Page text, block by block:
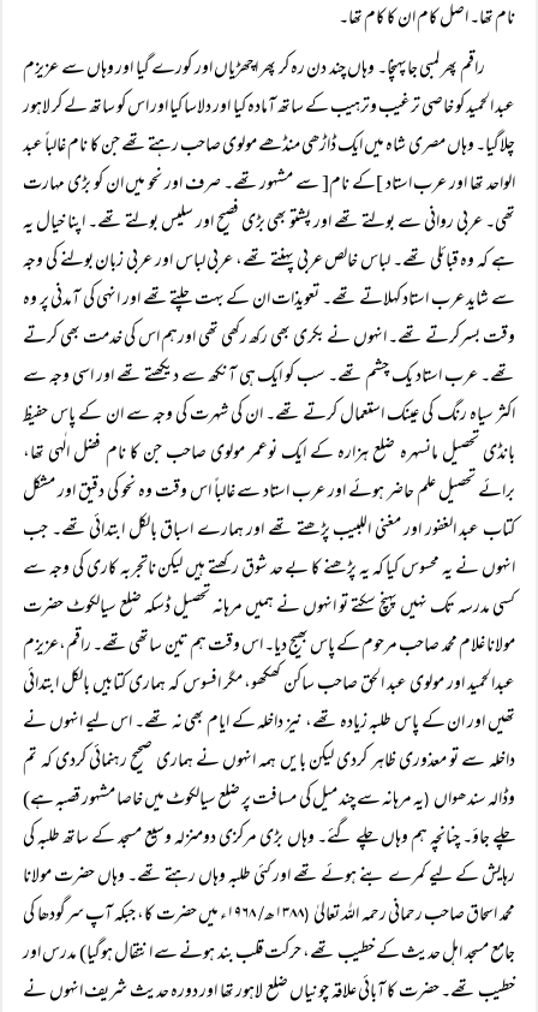
نام تھا۔ اصل کام ان کا کام تھا۔
راقم پھر لمبی جاپہنچا۔ وہاں چند دن رہ کر پھر اچھڑیاں اور کورے گیا اور وہاں سے عزیزم
عبد الحمید کو خاصی ترغیب وترہیب کے ساتھ آمادہ کیا اور دلاسا کیا اور اس کو ساتھ لے کر لاہور
چلاگیا۔ وہاں مصری شاہ میں ایک ڈاڑھی منڈھے مولوی صاحب رہتے تھے جن کا نام غالباً عبد
الواحد تھا اور عرب استاد ]کے نام[ سے مشہور تھے۔ صرف اور نحو میں ان کو بڑی مہارت
تھی۔ عربی روانی سے بولتے تھے اور پشتو بھی بڑی فصیح اور سلیس بولتے تھے۔ اپنا خیال یہ
ہے کہ وہ قبائلی تھے۔ لباس خالص عربی پہنتے تھے، عربی لباس اور عربی زبان بولنے کی وجہ
سے شاید عرب استاد کہلاتے تھے۔ تعویذات ان کے بہت چلتے تھے اور انہی کی آمدنی پر وہ
وقت بسرکرتے تھے۔ انہوں نے بکری بھی رکھ رکھی تھی اورہم اس کی خدمت بھی کرتے
تھے۔ عرب استاد یک چشم تھے۔ سب کو ایک ہی آنکھ سے دیکھتے تھے اور اسی وجہ سے
اکثر سیاہ رنگ کی عینک استعمال کرتے تھے۔ ان کی شہرت کی وجہ سے ان کے پاس حفیظ
بانڈی تحصیل مانسہرہ ضلع ہزارہ کے ایک نوعمر مولوی صاحب جن کا نام فضل الٰہی تھا،
برائے تحصیل علم حاضر ہوئے اور عرب استاد سے غالباً اس وقت وہ نحو کی دقیق اور مشکل
کتاب عبد الغفور اور مغنی اللبیب پڑھتے تھے اور ہمارے اسباق بالکل ابتدائی تھے۔ جب
انہوں نے یہ محسوس کیا کہ یہ پڑھنے کا بے حد شوق رکھتے ہیں لیکن ناتجربہ کاری کی وجہ سے
کسی مدرسہ تک نہیں پہنچ سکتے تو انہوں نے ہمیں مرہانہ تحصیل ڈسکہ ضلع سیالکوٹ حضرت
مولانا غلام محمد صاحب مرحوم کے پاس بھیج دیا۔ اس وقت ہم تین ساتھی تھے۔ راقم،عزیزم
عبدالحمید اور مولوی عبد الحق صاحب ساکن کھکھو، مگر افسوس کہ ہماری کتابیں بالکل ابتدائی
تھیں اور ان کے پاس طلبہ زیادہ تھے، نیز داخلہ کے ایام بھی نہ تھے۔ اس لیے انہوں نے
داخلہ سے تو معذوری ظاہر کردی لیکن بایں ہمہ انہوں نے ہماری صحیح رہنمائی کردی کہ تم
وڈالہ سندھواں (یہ مرہانہ سے چند میل کی مسافت پر ضلع سیالکوٹ میں خاصا مشہور قصبہ ہے)
چلے جاؤ۔ چنانچہ ہم وہاں چلے گئے۔ وہاں بڑی مرکزی دومنزلہ وسیع مسجد کے ساتھ طلبہ کی
رہایش کے لیے کمرے بنے ہوئے تھے اور کئی طلبہ وہاں رہتے تھے۔ وہاں حضرت مولانا
محمد اسحاق صاحب رحمانی رحمہ اللہ تعالیٰ (
۱۳۸۸ھ/ ۱۹۶۸ء میں حضرت کا، جبکہ آپ سرگودھا کی
جامع مسجد اہل حدیث کے خطیب تھے، حرکت قلب بند ہونے سے انتقال ہوگیا) مدرس اور
خطیب تھے۔ حضرت کا آبائی علاقہ چونیاں ضلع لاہور تھا اور دورہ حدیث شریف انہوں نے